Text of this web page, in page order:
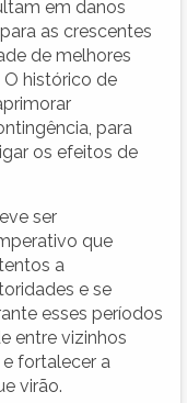
em danos
as crescentes
de melhores
histórico de
para
os efeitos de
ser
que
a
e se
esses períodos
entre vizinhos
fortalecer a
virão.